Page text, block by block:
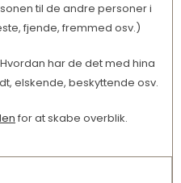
til de andre personer i
fjende, fremmed osv.)
har de det med hina
elskende, beskyttende osv.
for at skabe overblik.